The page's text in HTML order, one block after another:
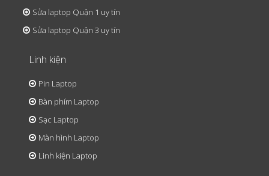
Sửa laptop Quận 1 uy tín
Sửa laptop Quận 3 uy tín
Linh kiện
Pin Laptop
Bàn phím Laptop
Sạc Laptop
Màn hình Laptop
Linh kiện Laptop